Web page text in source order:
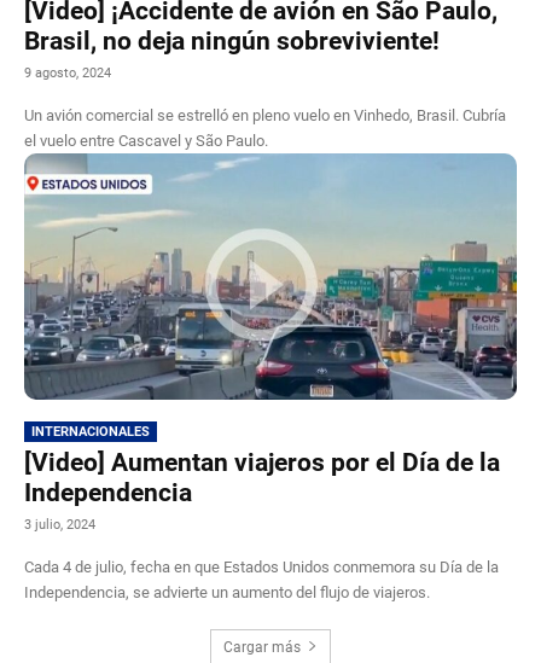
[Video] ¡Accidente de avión en São Paulo,
Brasil, no deja ningún sobreviviente!
9 agosto, 2024
Un avión comercial se estrelló en pleno vuelo en Vinhedo, Brasil. Cubría
el vuelo entre Cascavel y São Paulo.
INTERNACIONALES
[Video] Aumentan viajeros por el Día de la
Independencia
3 julio, 2024
Cada 4 de julio, fecha en que Estados Unidos conmemora su Día de la
Independencia, se advierte un aumento del flujo de viajeros.
Cargar más